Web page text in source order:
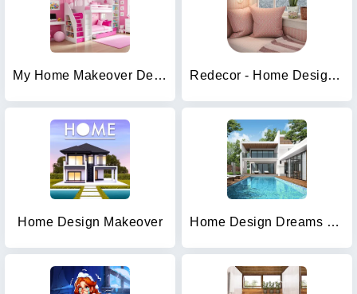
My Home Makeover Design: Games Redecor - Home Design Game
Home Design Makeover Home Design Dreams house games